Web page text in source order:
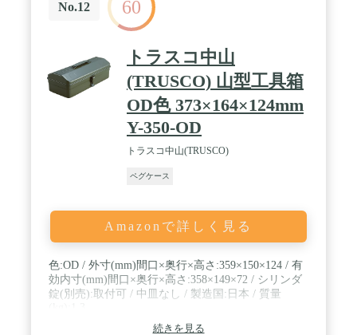
No.12 60
トラスコ中山
(TRUSCO) 山型工具箱
OD色 373×164×124mm
Y-350-OD
トラスコ中山(TRUSCO)
ペグケース
Amazonで詳しく見る
色:OD / 外寸(mm)間口×奥行×高さ:359×150×124 / 有
効内寸(mm)間口×奥行×高さ:358×149×72 / シリンダ
錠(別売):取付可 / 中皿なし / 製造国:日本 / 質量
続きを見る